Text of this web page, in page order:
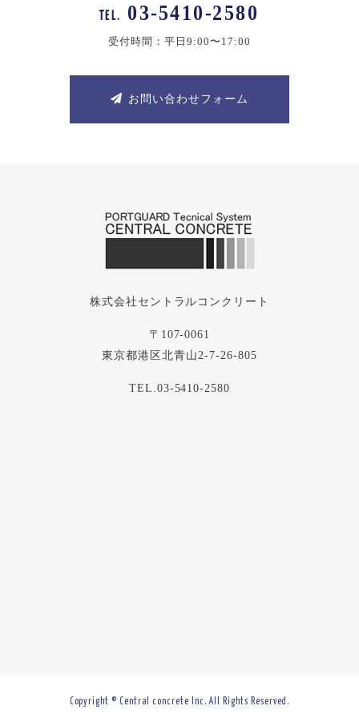
TEL. 03-5410-2580
受付時間：平日9:00〜17:00
お問い合わせフォーム
株式会社セントラルコンクリート
〒107-0061
東京都港区北青山2-7-26-805
TEL.03-5410-2580
Copyright © Central concrete Inc. All Rights Reserved.